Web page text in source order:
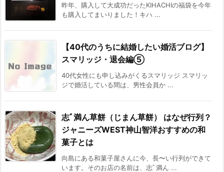
昨年、購入して大成功だったKIHACHIの福袋を今年
も購入してまいりました！キハ ...
【40代のうちに結婚したい婚活ブログ】
スマリッジ・退会編⑤
40代女性にも申し込みがくるスマリッジ スマリッ
ジで婚活している間は、男性会員か ...
志ﾞ満ん草餅（じまん草餅） はなぜ行列？
ジャニーズWEST神山智洋おすすめの和
菓子とは
向島にある和菓子屋さんに今、長〜い行列ができて
います。そのお店の名前は、志ﾞ満ん ...